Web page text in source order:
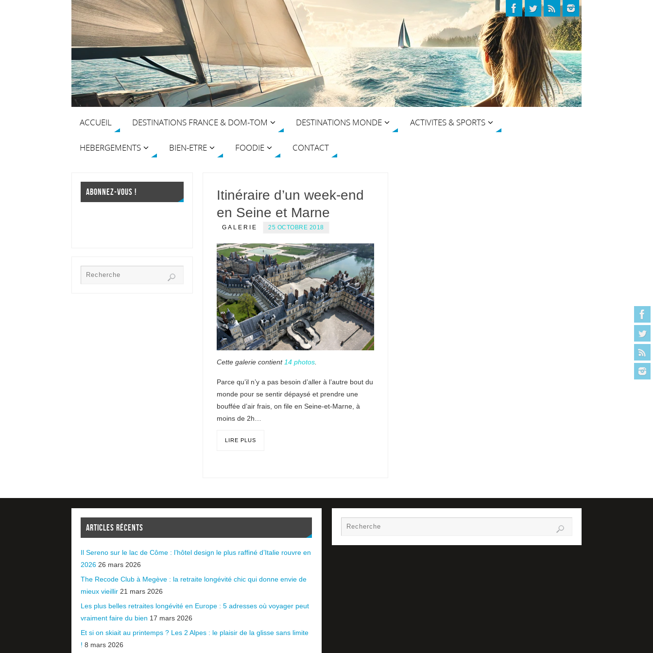
ACCUEIL DESTINATIONS FRANCE & DOM-TOM DESTINATIONS MONDE ACTIVITES & SPORTS
HEBERGEMENTS BIEN-ETRE FOODIE CONTACT
Itinéraire d’un week-end
en Seine et Marne
GALERIE 25 OCTOBRE 2018
Cette galerie contient 14 photos
Parce qu’il n’y a pas besoin d’aller à l’autre bout du
monde pour se sentir dépaysé et prendre une
bouffée d’air frais, on file en Seine-et-Marne, à
moins de 2h…
LIRE PLUS
ABONNEZ-VOUS !
ARTICLES RÉCENTS
Il Sereno sur le lac de Côme : l’hôtel design le plus raffiné d’Italie rouvre en
2026 26 mars 2026
The Recode Club à Megève : la retraite longévité chic qui donne envie de
mieux vieillir 21 mars 2026
Les plus belles retraites longévité en Europe : 5 adresses où voyager peut
vraiment faire du bien 17 mars 2026
Et si on skiait au printemps ? Les 2 Alpes : le plaisir de la glisse sans limite
! 8 mars 2026